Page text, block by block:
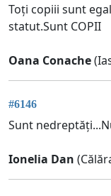
Toți copiii sunt
statut.Sunt COPII
Oana Conache
#6146
Sunt
Ionelia Dan